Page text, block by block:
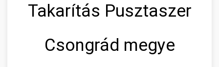
Takarítás Pusztaszer
Csongrád megye